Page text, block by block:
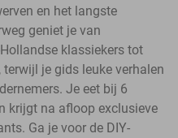
en het langste
geniet je van
klassiekers tot
je gids leuke verhalen
Je eet bij 6
krijgt na afloop exclusieve
Ga je voor de DIY-